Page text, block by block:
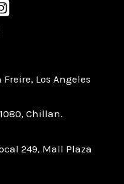
Los Angeles
Chillan.
249, Mall Plaza